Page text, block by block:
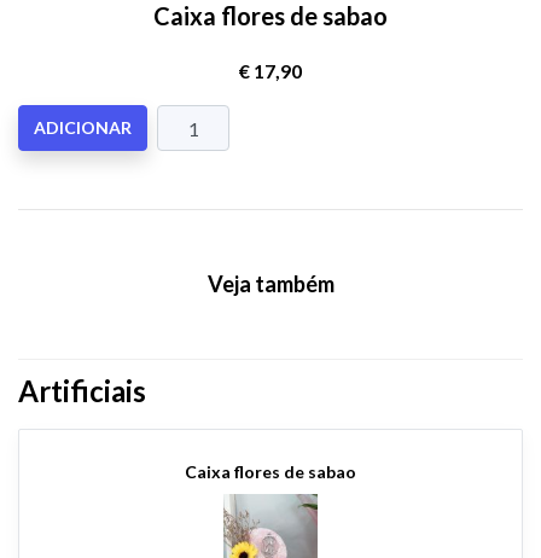
Caixa flores de sabao
€ 17,90
ADICIONAR
Veja também
Artificiais
Caixa flores de sabao